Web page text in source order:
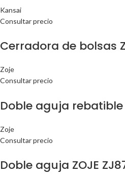
Kansai
Consultar precio
Cerradora de bolsas
Zoje
Consultar precio
Doble aguja rebatible
Zoje
Consultar precio
Doble aguja ZOJE